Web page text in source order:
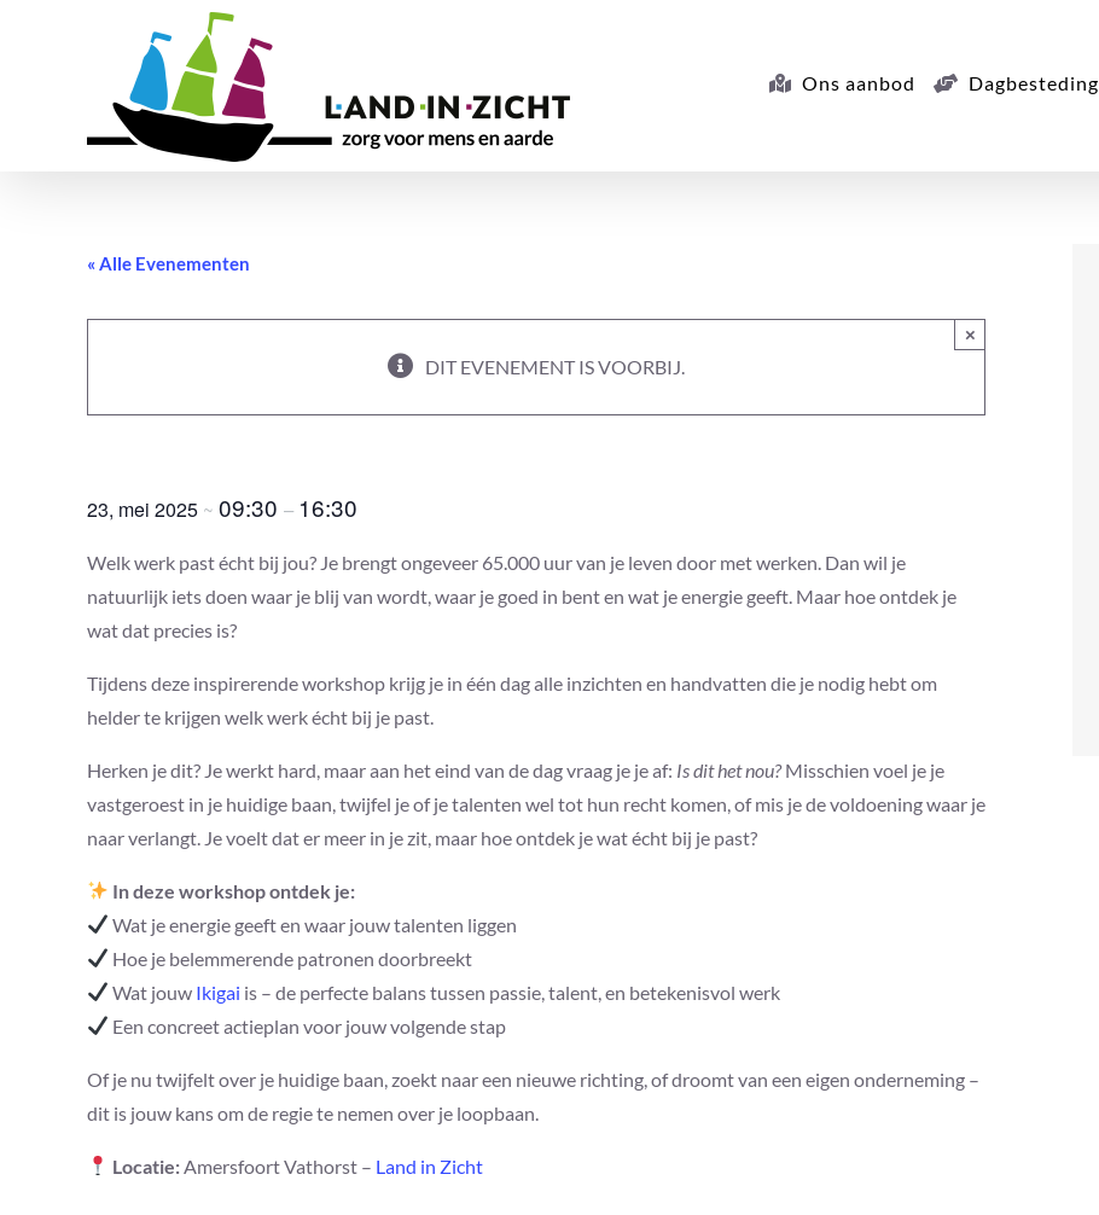
Ons aanbod Dagbesteding
« Alle Evenementen
DIT EVENEMENT IS VOORBIJ.
×
23, mei 2025 ~ 09:30 – 16:30
Welk werk past écht bij jou? Je brengt ongeveer 65.000 uur van je leven door met werken. Dan wil je
natuurlijk iets doen waar je blij van wordt, waar je goed in bent en wat je energie geeft. Maar hoe ontdek je
wat dat precies is?
Tijdens deze inspirerende workshop krijg je in één dag alle inzichten en handvatten die je nodig hebt om
helder te krijgen welk werk écht bij je past.
Herken je dit? Je werkt hard, maar aan het eind van de dag vraag je je af: Is dit het nou?Misschien voel je je
vastgeroest in je huidige baan, twijfel je of je talenten wel tot hun recht komen, of mis je de voldoening waar je
naar verlangt. Je voelt dat er meer in je zit, maar hoe ontdek je wat écht bij je past?
In deze workshop ontdek je:
Wat je energie geeft en waar jouw talenten liggen
Hoe je belemmerende patronen doorbreekt
Wat jouw Ikigai is – de perfecte balans tussen passie, talent, en betekenisvol werk
Een concreet actieplan voor jouw volgende stap
Of je nu twijfelt over je huidige baan, zoekt naar een nieuwe richting, of droomt van een eigen onderneming –
dit is jouw kans om de regie te nemen over je loopbaan.
Locatie: Amersfoort Vathorst – Land in Zicht